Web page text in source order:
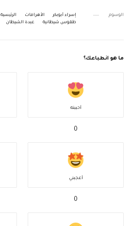
الوسوم إسراء أبوبكر الأهرامات الرئيسية
طقوس شيطانية
عبدة الشيطان
ما هو انطباعك؟
أحببته
0
أعجبني
0